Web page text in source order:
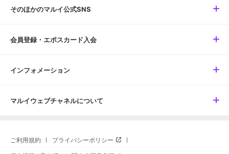
そのほかのマルイ公式SNS
会員登録・エポスカード入会
インフォメーション
マルイウェブチャネルについて
ご利用規約 プライバシーポリシー